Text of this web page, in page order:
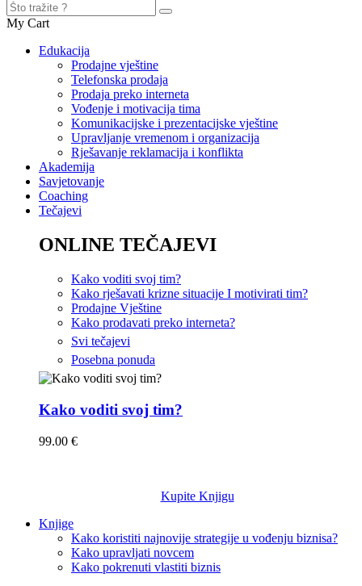
My Cart
Edukacija
Prodajne vještine
Telefonska prodaja
Prodaja preko interneta
Vođenje i motivacija tima
Komunikacijske i prezentacijske vještine
Upravljanje vremenom i organizacija
Rješavanje reklamacija i konflikta
Akademija
Savjetovanje
Coaching
Tečajevi
ONLINE TEČAJEVI
Kako voditi svoj tim?
Kako rješavati krizne situacije I motivirati tim?
Prodajne Vještine
Kako prodavati preko interneta?
Svi tečajevi
Posebna ponuda
Kako voditi svoj tim?
99.00 €
Kupite Knjigu
Knjige
Kako koristiti najnovije strategije u vođenju biznisa?
Kako upravljati novcem
Kako pokrenuti vlastiti biznis